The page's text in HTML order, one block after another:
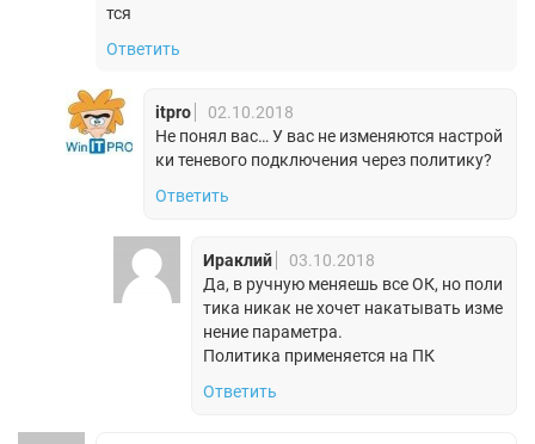
тся
Ответить
itpro
02.10.2018
Не понял вас… У вас не изменяются настрой
ки теневого подключения через политику?
Ответить
Ираклий
03.10.2018
Да, в ручную меняешь все ОК, но поли
тика никак не хочет накатывать изме
нение параметра.
Политика применяется на ПК
Ответить